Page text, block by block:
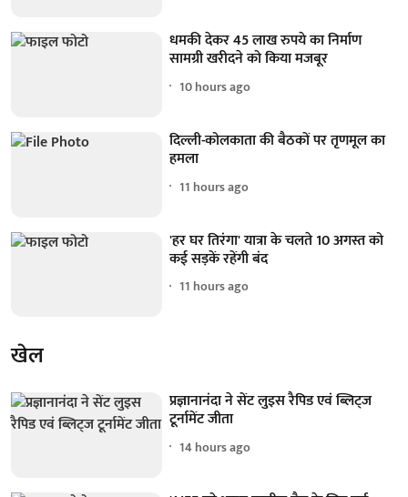
धमकी देकर 45 लाख रुपये का निर्माण
सामग्री खरीदने को किया मजबूर
10 hours ago
दिल्ली-कोलकाता की बैठकों पर तृणमूल का
हमला
11 hours ago
'हर घर तिरंगा' यात्रा के चलते 10 अगस्त को
कई सड़कें रहेंगी बंद
11 hours ago
खेल
प्रज्ञानानंदा ने सेंट लुइस रैपिड एवं ब्लिट्ज
टूर्नामेंट जीता
14 hours ago